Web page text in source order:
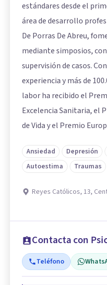
estándares desde el
área de desarrollo
De Porras De Abreu,
mediante simposios,
supervisión de casos.
experiencia y más de
labor ha recibido el
Excelencia Sanitaria, el
de Vida y el Premio
Ansiedad Depresión
Autoestima
Traumas
Reyes Católicos, 13,
Contacta con
Teléfono